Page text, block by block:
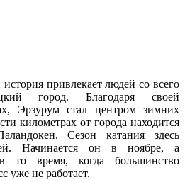
привлекает людей со всего
город. Благодаря своей
Эрзурум стал центром зимних
километрах от города находится
Сезон катания здесь
Начинается он в ноябре, а
то время, когда большинство
уже не работает.